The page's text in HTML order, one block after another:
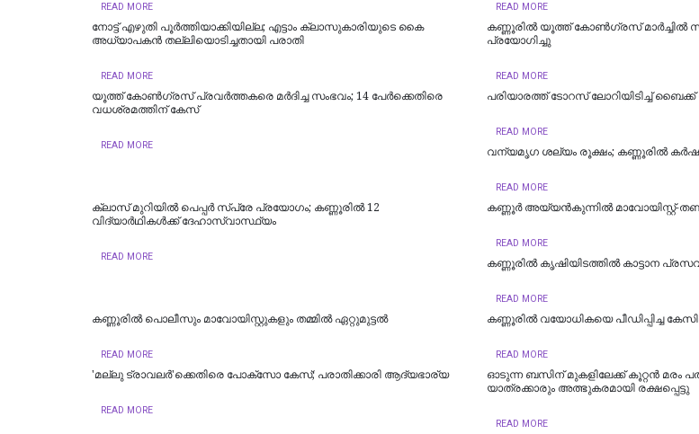
READ MORE READ MORE
നോട്ട് എഴുതി പൂർത്തിയാക്കിയില്ല; എട്ടാം ക്ലാസുകാരിയുടെ കൈ
അധ്യാപകന്‍ തല്ലിയൊടിച്ചതായി പരാതി
READ MORE
കണ്ണൂരിൽ യൂത്ത് കോൺ​ഗ്രസ് മാർച്ചിൽ
പ്രയോ​ഗിച്ചു
READ MORE
യൂത്ത് കോണ്‍ഗ്രസ് പ്രവര്‍ത്തകരെ മര്‍ദിച്ച സംഭവം; 14 പേര്‍ക്കെതിരെ
വധശ്രമത്തിന് കേസ്
READ MORE
പരിയാരത്ത് ടോറസ് ലോറിയിടിച്ച് ബൈക്ക്
READ MORE
വന്യമൃഗ ശല്യം രൂക്ഷം; കണ്ണൂരിൽ
READ MORE
ക്ലാസ് മുറിയിൽ പെപ്പർ സ്പ്രേ പ്രയോഗം; കണ്ണൂരിൽ 12
വിദ്യാർഥികൾക്ക് ദേഹാസ്വാസ്ഥ്യം
READ MORE
കണ്ണൂർ അയ്യൻകുന്നിൽ മാവോയിസ്റ്റ്-
READ MORE
കണ്ണൂരില്‍ കൃഷിയിടത്തിൽ കാട്ടാന
READ MORE
കണ്ണൂരിൽ പൊലീസും മാവോയിസ്റ്റുകളും തമ്മിൽ ഏറ്റുമുട്ടൽ
READ MORE
കണ്ണൂരിൽ വയോധികയെ പീഡിപ്പിച്ച
READ MORE
'മല്ലു ട്രാവലർ'ക്കെതിരെ പോക്‌സോ കേസ്; പരാതിക്കാരി ആദ്യഭാര്യ
READ MORE
ഓടുന്ന ബസിന് മുകളിലേക്ക് കൂറ്റന്‍ മരം
യാത്രക്കാരും അത്ഭുകരമായി രക്ഷപ്പെട്ടു
READ MORE